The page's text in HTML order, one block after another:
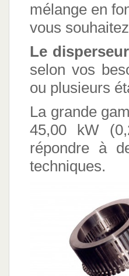
mélange en
vous
Le
selon vos
ou plusieurs
La grande
45,00 kW
répondre à
techniques.